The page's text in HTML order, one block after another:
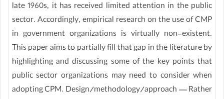
late 1960s, it has received limited attention in the public
sector. Accordingly, empirical research on the use of CMP
in government organizations is virtually non-existent.
This paper aims to partially fill that gap in the literature by
highlighting and discussing some of the key points that
public sector organizations may need to consider when
adopting CPM. Design/methodology/approach — Rather